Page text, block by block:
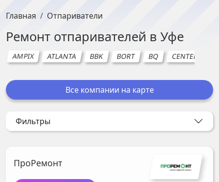
Главная Отпариватели
Ремонт отпаривателей в Уфе
AMPIX ATLANTA BBK BORT BQ CENTEK
Все компании на карте
Фильтры
ПроРемонт